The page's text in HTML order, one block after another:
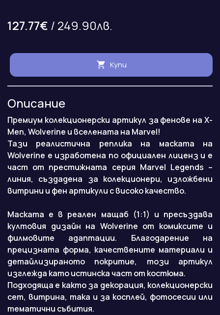
127.77€ / 249.90лв.
Купи
Описание
Премиум колекционерски артикул за фенове на X-
Men, Wolverine и вселената на Marvel!
Тази реалистична реплика на маската на
Wolverine е изработена по официален лиценз и е
част от престижната серия Marvel Legends –
линия, създадена за колекционери, изложбени
витрини и фен артикули с високо качество.
Маската е в реален мащаб (1:1) и пресъздава
култовия дизайн на Wolverine от комиксите и
филмовите адаптации. Благодарение на
прецизната форма, качествените материали и
детайлизираното покритие, този артикул
изглежда като истинска част от костюма.
Подходяща е както за декорация, колекционерски
сет, витрина, така и за косплей, фотосесии или
тематични събития.